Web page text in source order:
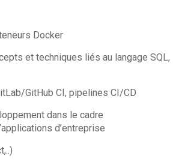
Docker
et techniques liés au langage SQL,
GitHub CI, pipelines CI/CD
dans le cadre
d’entreprise